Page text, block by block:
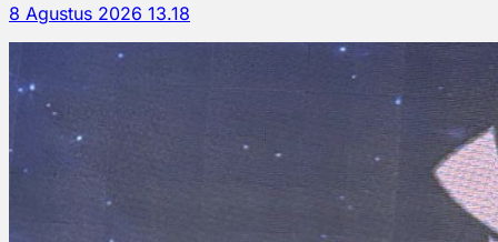
8 Agustus 2026 13.18